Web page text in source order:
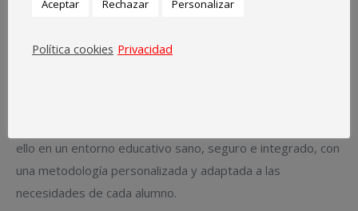
Ofrecemos una educación que permite a niños y niñas
pensamiento crítico, colaboración y liderazgo,
ello en un entorno educativo sano, seguro e integrado, con
una metodología personalizada y adaptada a las
necesidades de cada alumno.
Aceptar Rechazar Personalizar
Política cookies Privacidad